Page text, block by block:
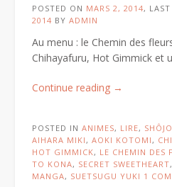
POSTED ON MARS 2, 2014,
2014 BY ADMIN
Au menu : le Chemin des
Chihayafuru, Hot Gimmick et
Continue reading « Le
→
POSTED IN ANIMES, LIRE,
AIHARA MIKI , AOKI KOTOMI ,
HOT GIMMICK, LE CHEMIN DES
TO KONA, SECRET SWEETHEART,
MANGA, SUETSUGU YUKI 1